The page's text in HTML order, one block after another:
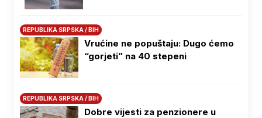
REPUBLIKA SRPSKA / BIH
Vrućine ne popuštaju: Dugo ćemo
“gorjeti” na 40 stepeni
REPUBLIKA SRPSKA / BIH
Dobre vijesti za penzionere u